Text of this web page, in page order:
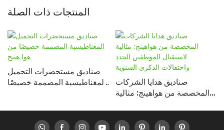
المنتجات ذات الصلة
صناديق مستحضرات التجميل
المغناطيسية المصممة خصيصًا
صناديق هدايا الشركات
المخصصة من هواهينج: مثالية